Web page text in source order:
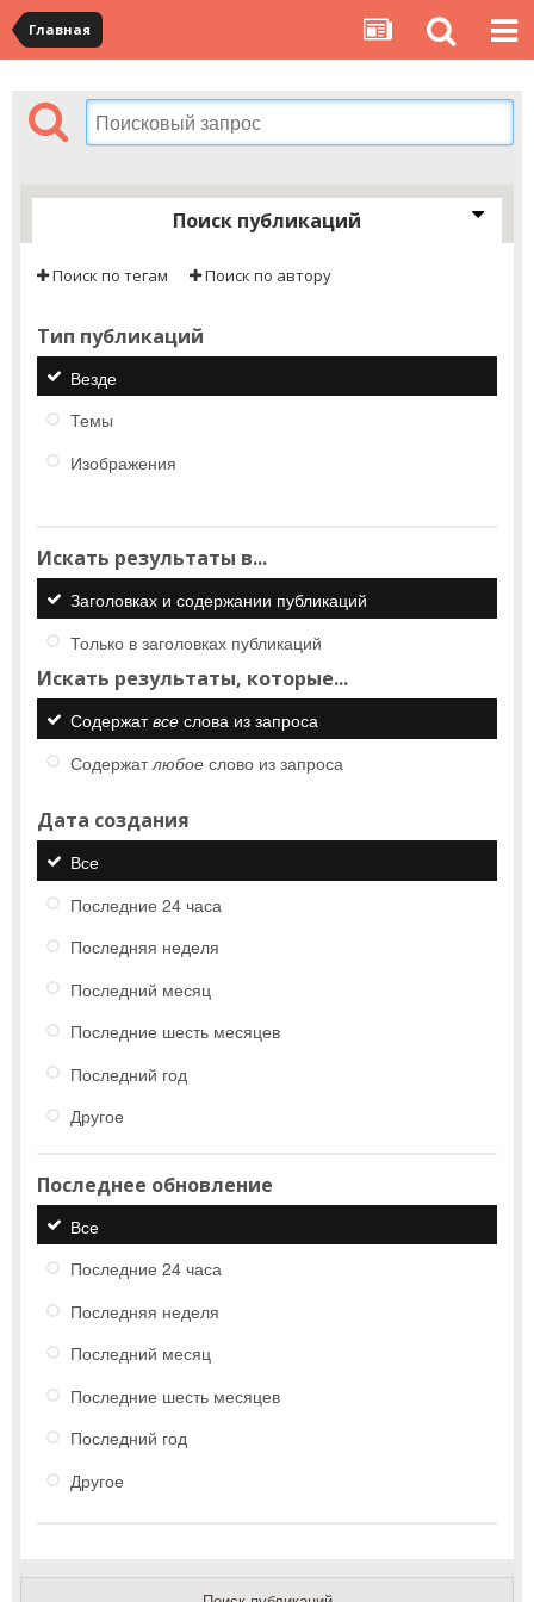
Главная
Поиск публикаций
Поиск по тегам Поиск по автору
Тип публикаций
Везде
Темы
Изображения
Искать результаты в...
Заголовках и содержании публикаций
Только в заголовках публикаций
Искать результаты, которые...
Содержатвсе слова из запроса
Содержатлюбое слово из запроса
Дата создания
Все
Последние 24 часа
Последняя неделя
Последний месяц
Последние шесть месяцев
Последний год
Другое
Последнее обновление
Все
Последние 24 часа
Последняя неделя
Последний месяц
Последние шесть месяцев
Последний год
Другое